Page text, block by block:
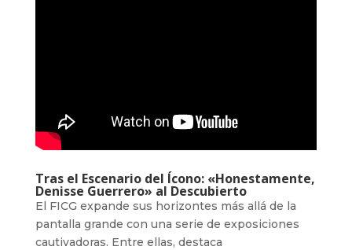
Tras el Escenario del Ícono: «Honestamente,
Denisse Guerrero» al Descubierto
El FICG expande sus horizontes más allá de la
pantalla grande con una serie de exposiciones
cautivadoras. Entre ellas, destaca